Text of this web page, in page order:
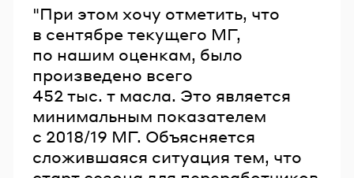
"При этом хочу отметить, что
в сентябре текущего МГ,
по нашим оценкам, было
произведено всего
452 тыс. т масла. Это является
минимальным показателем
с 2018/19 МГ. Объясняется
сложившаяся ситуация тем, что